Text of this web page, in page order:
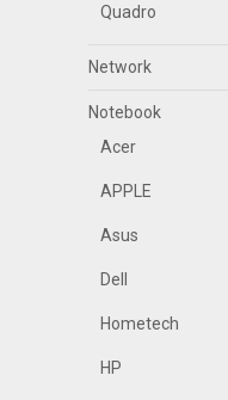
Quadro
Network
Notebook
Acer
APPLE
Asus
Dell
Hometech
HP